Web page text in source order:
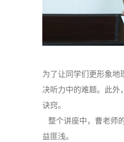
为了让同学们更形象
决听力中的难题。此外
诀窍。
整个讲座中，曹老师
益匪浅。